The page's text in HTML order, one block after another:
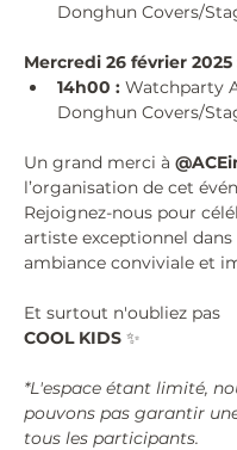
Donghun Covers/
Mercredi 26 février 2025
14h00 : Watchparty
Donghun Covers/
Un grand merci à
l’organisation de cet
Rejoignez-nous pour
artiste exceptionnel dans
ambiance conviviale et
Et surtout n'oubliez pas
COOL KIDS ✨
*L'espace étant limité,
pouvons pas garantir
tous les participants.